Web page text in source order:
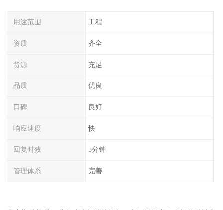
用途范围 工程
资质 齐全
货源 充足
品质 优良
口碑 良好
响应速度 快
回复时效 5分钟
管理体系 完善